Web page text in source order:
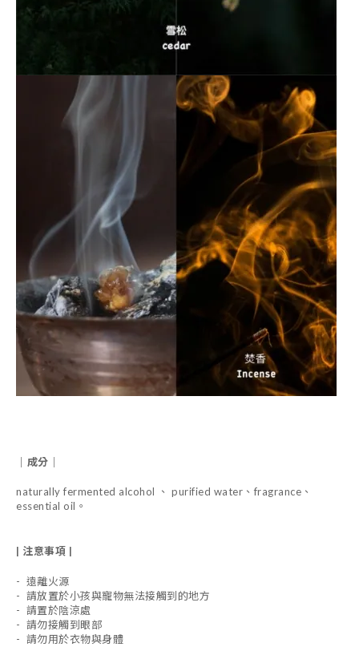
｜成分｜
naturally fermented alcohol 、 purified water、fragrance、
essential oil。
| 注意事項 |
- 遠離火源
- 請放置於小孩與寵物無法接觸到的地方
- 請置於陰涼處
- 請勿接觸到眼部
- 請勿用於衣物與身體